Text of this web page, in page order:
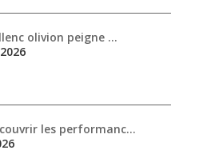
olivion peigne …
les performanc…